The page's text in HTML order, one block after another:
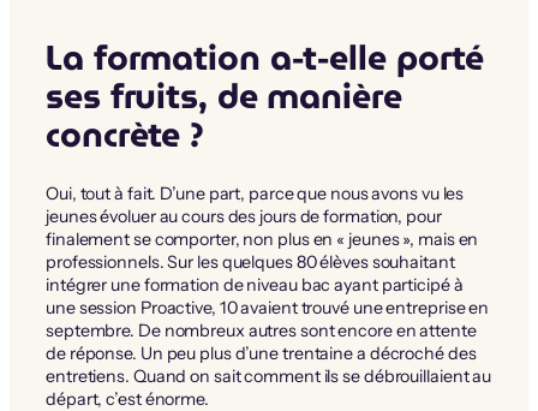
La formation a-t-elle porté
ses fruits, de manière
concrète ?
Oui, tout à fait. D’une part, parce que nous avons vu les
jeunes évoluer au cours des jours de formation, pour
finalement se comporter, non plus en « jeunes », mais en
professionnels. Sur les quelques 80 élèves souhaitant
intégrer une formation de niveau bac ayant participé à
une session Proactive, 10 avaient trouvé une entreprise en
septembre. De nombreux autres sont encore en attente
de réponse. Un peu plus d’une trentaine a décroché des
entretiens. Quand on sait comment ils se débrouillaient au
départ, c’est énorme.